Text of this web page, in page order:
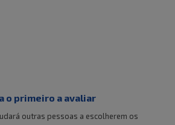
o primeiro a avaliar
outras pessoas a escolherem os